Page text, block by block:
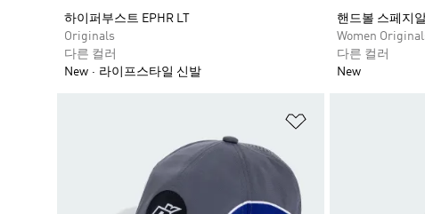
하이퍼부스트 EPHR LT
Originals
다른 컬러
New
라이프스타일 신발
핸드볼 스페지
Women
다른 컬러
New